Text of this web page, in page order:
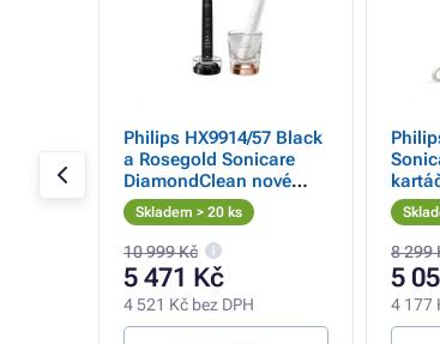
Philips HX9914/57 Black
a Rosegold Sonicare
DiamondClean nové
generace zubní kartáček
Skladem > 20 ks
10 999 Kč
5 471 Kč
4 521 Kč bez DPH
8 299
5
4 177